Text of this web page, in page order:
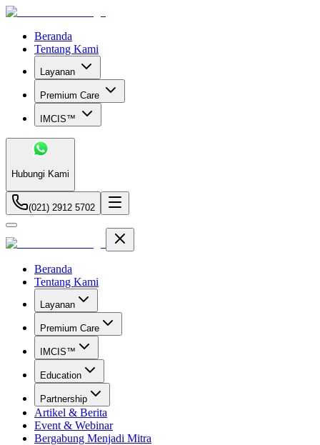
Beranda
Tentang Kami
Layanan
Premium Care
IMCIS™
Hubungi Kami
(021) 2912 5702
Beranda
Tentang Kami
Layanan
Premium Care
IMCIS™
Education
Partnership
Artikel & Berita
Event & Webinar
Bergabung Menjadi Mitra